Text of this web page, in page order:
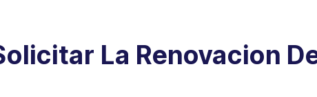
La Renovacion